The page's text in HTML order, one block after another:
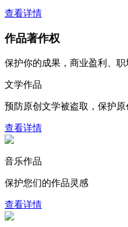
查看详情
作品著作权
保护你的成果，商业盈利、
文学作品
预防原创文学被盗取，保护
查看详情
音乐作品
保护您们的作品灵感
查看详情